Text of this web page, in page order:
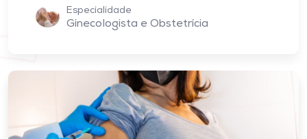
Especialidade
Ginecologista e Obstetrícia